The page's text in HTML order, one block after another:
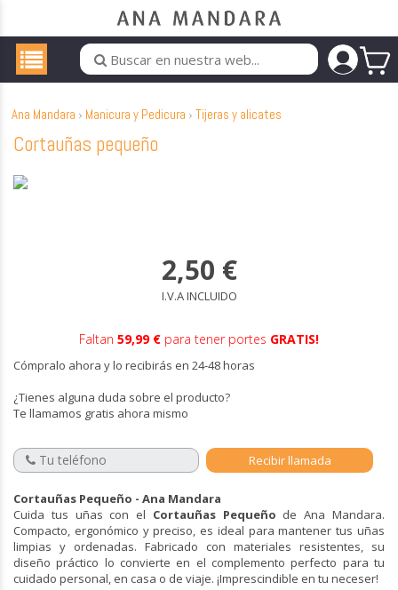
Ana Mandara Manicura y Pedicura Tijeras y alicates
Cortauñas pequeño
Cortauñas Pequeño - Ana Mandara
Cuida tus uñas con el Cortauñas Pequeño de Ana Mandara.
Compacto, ergonómico y preciso, es ideal para mantener tus uñas
limpias y ordenadas. Fabricado con materiales resistentes, su
diseño práctico lo convierte en el complemento perfecto para tu
cuidado personal, en casa o de viaje. ¡Imprescindible en tu neceser!
2,50 €
I.V.A INCLUIDO
Faltan 59,99 € para tener portes GRATIS!
Cómpralo ahora y lo recibirás en 24-48 horas
¿Tienes alguna duda sobre el producto?
Te llamamos gratis ahora mismo